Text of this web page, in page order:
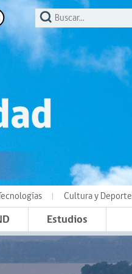
Cultura y Deporte
Estudios